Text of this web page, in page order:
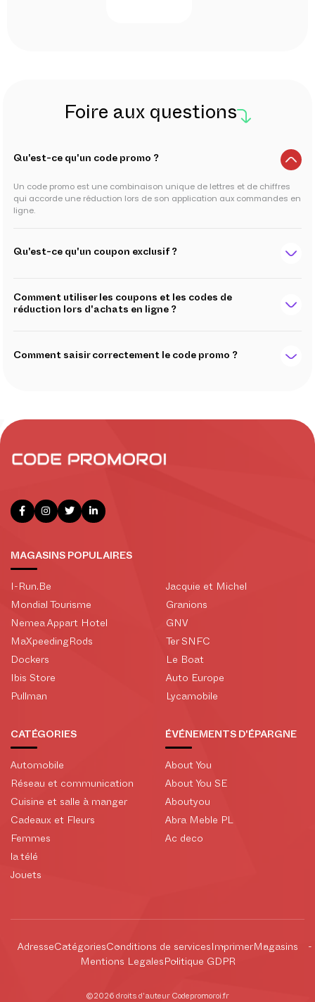
Foire aux questions
Qu'est-ce qu'un code promo ?
Un code promo est une combinaison unique de lettres et de chiffres
qui accorde une réduction lors de son application aux commandes en
ligne.
Qu'est-ce qu'un coupon exclusif ?
Comment utiliser les coupons et les codes de
réduction lors d'achats en ligne ?
Comment saisir correctement le code promo ?
MAGASINS POPULAIRES
I-Run.Be
Mondial Tourisme
Nemea Appart Hotel
MaXpeedingRods
Dockers
Ibis Store
Pullman
Jacquie et Michel
Granions
GNV
Ter SNFC
Le Boat
Auto Europe
Lycamobile
CATÉGORIES
Automobile
Réseau et communication
Cuisine et salle à manger
Cadeaux et Fleurs
Femmes
la télé
Jouets
ÉVÉNEMENTS D'ÉPARGNE
About You
About You SE
Aboutyou
Abra Meble PL
Ac deco
Adresse Catégories Conditions de services Imprimer Magasins
Mentions Legales Politique GDPR
©2026 droits d'auteur Codepromoroi.fr